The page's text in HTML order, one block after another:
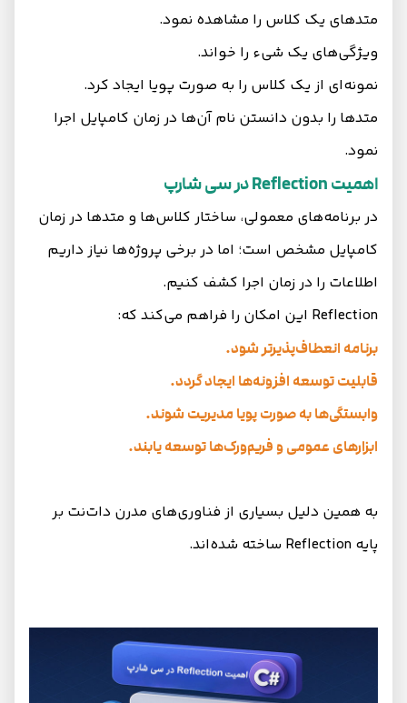
متدهای یک کلاس را مشاهده نمود.
ویژگی‌های یک شیء را خواند.
نمونه‌ای از یک کلاس را به صورت پویا ایجاد کرد.
متدها را بدون دانستن نام آن‌ها در زمان کامپایل اجرا
نمود.
اهمیت Reflection در سی شارپ
در برنامه‌های معمولی، ساختار کلاس‌ها و متدها در زمان
کامپایل مشخص است؛ اما در برخی پروژه‌ها نیاز داریم
اطلاعات را در زمان اجرا کشف کنیم.
Reflection این امکان را فراهم می‌کند که:
برنامه انعطاف‌پذیرتر شود.
قابلیت توسعه افزونه‌ها ایجاد گردد.
وابستگی‌ها به صورت پویا مدیریت شوند.
ابزارهای عمومی و فریم‌ورک‌ها توسعه یابند.
به همین دلیل بسیاری از فناوری‌های مدرن دات‌نت بر
پایه Reflection ساخته شده‌اند.